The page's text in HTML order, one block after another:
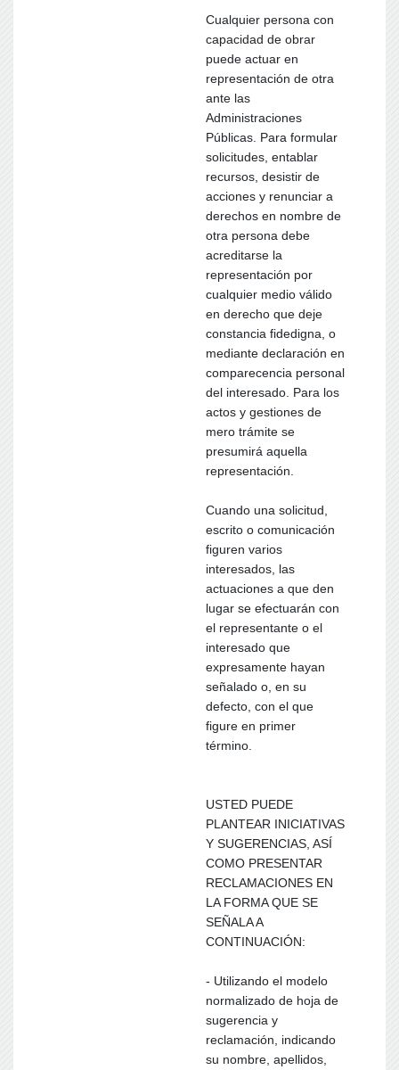
Cualquier persona con
capacidad de obrar
puede actuar en
representación de otra
ante las
Administraciones
Públicas. Para formular
solicitudes, entablar
recursos, desistir de
acciones y renunciar a
derechos en nombre de
otra persona debe
acreditarse la
representación por
cualquier medio válido
en derecho que deje
constancia fidedigna, o
mediante declaración en
comparecencia personal
del interesado. Para los
actos y gestiones de
mero trámite se
presumirá aquella
representación.
Cuando una solicitud,
escrito o comunicación
figuren varios
interesados, las
actuaciones a que den
lugar se efectuarán con
el representante o el
interesado que
expresamente hayan
señalado o, en su
defecto, con el que
figure en primer
término.
USTED PUEDE
PLANTEAR INICIATIVAS
Y SUGERENCIAS, ASÍ
COMO PRESENTAR
RECLAMACIONES EN
LA FORMA QUE SE
SEÑALA A
CONTINUACIÓN:
- Utilizando el modelo
normalizado de hoja de
sugerencia y
reclamación, indicando
su nombre, apellidos,